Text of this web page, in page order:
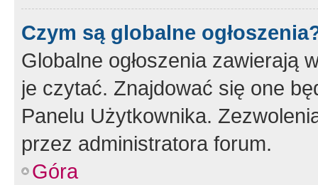
Czym są globalne
Globalne ogłoszenia zawierają
je czytać. Znajdować się one
Panelu Użytkownika.
przez administratora forum.
Góra